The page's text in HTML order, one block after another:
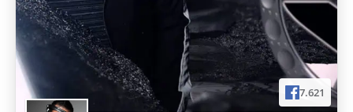
Munkáim során sokszor kiváló DJ-vel dolgozom.
Együttes rendelés esetén kedvezményt ajánlunk fel.